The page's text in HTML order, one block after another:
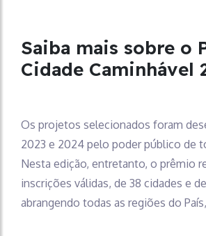
Saiba mais sobre o
Cidade Caminhável
Os projetos selecionados foram
2023 e 2024 pelo poder público de
Nesta edição, entretanto, o prêmio
inscrições válidas, de 38 cidades e
abrangendo todas as regiões do